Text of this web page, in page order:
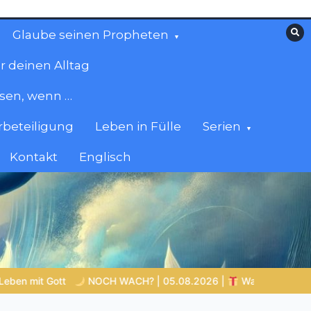
Glaube seinen Propheten
deinen Alltag
wenn …
Leben in Fülle Serien
Kontakt Englisch
| 05.08.2026 | Was schenkst du Jesus?